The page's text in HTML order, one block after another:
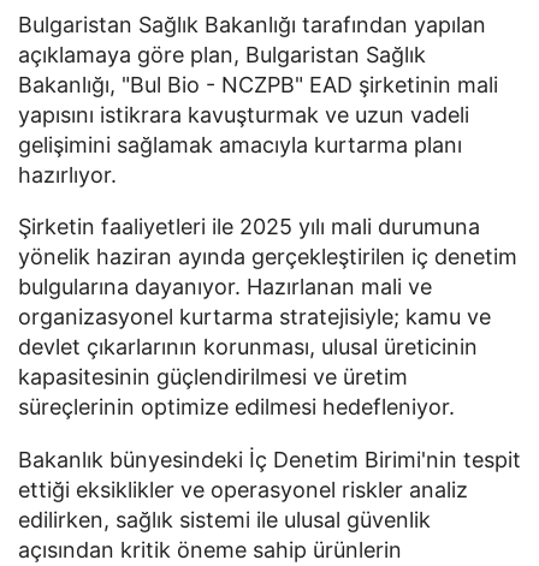
Bulgaristan Sağlık Bakanlığı tarafından yapılan
açıklamaya göre plan, Bulgaristan Sağlık
Bakanlığı, "Bul Bio - NCZPB" EAD şirketinin mali
yapısını istikrara kavuşturmak ve uzun vadeli
gelişimini sağlamak amacıyla kurtarma planı
hazırlıyor.
Şirketin faaliyetleri ile 2025 yılı mali durumuna
yönelik haziran ayında gerçekleştirilen iç denetim
bulgularına dayanıyor. Hazırlanan mali ve
organizasyonel kurtarma stratejisiyle; kamu ve
devlet çıkarlarının korunması, ulusal üreticinin
kapasitesinin güçlendirilmesi ve üretim
süreçlerinin optimize edilmesi hedefleniyor.
Bakanlık bünyesindeki İç Denetim Birimi'nin tespit
ettiği eksiklikler ve operasyonel riskler analiz
edilirken, sağlık sistemi ile ulusal güvenlik
açısından kritik öneme sahip ürünlerin